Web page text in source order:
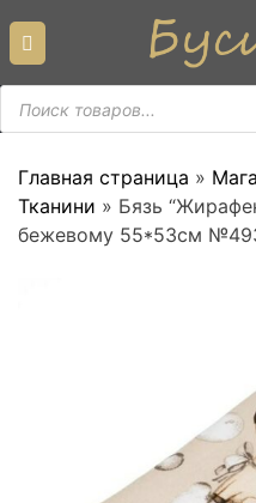
content
Пошук
товарів
Главная страница »
Тканини » Бязь
бежевому 55*53см